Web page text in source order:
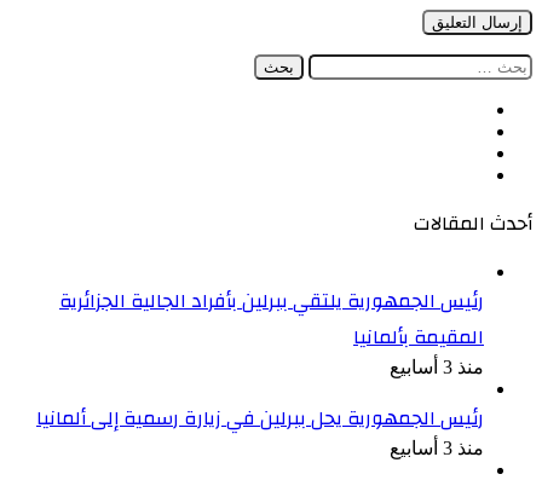
البحث
أحدث المقالات
رئيس الجمهورية يلتقي ببرلين بأفراد الجالية الجزائرية
المقيمة بألمانيا
منذ 3 أسابيع
رئيس الجمهورية يحل ببرلين في زيارة رسمية إلى ألمانيا
منذ 3 أسابيع